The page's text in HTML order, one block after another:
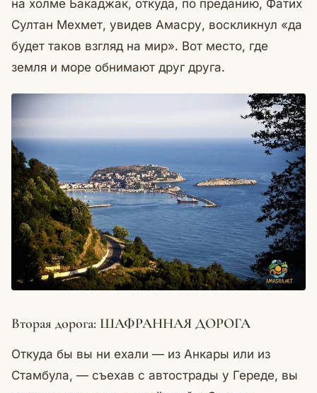
на холме Бакаджак, откуда, по преданию, Фатих
Султан Мехмет, увидев Амасру, воскликнул «да
будет таков взгляд на мир». Вот место, где
земля и море обнимают друг друга.
Вторая дорога: ШАФРАННАЯ ДОРОГА
Откуда бы вы ни ехали — из Анкары или из
Стамбула, — съехав с автострады у Гереде, вы